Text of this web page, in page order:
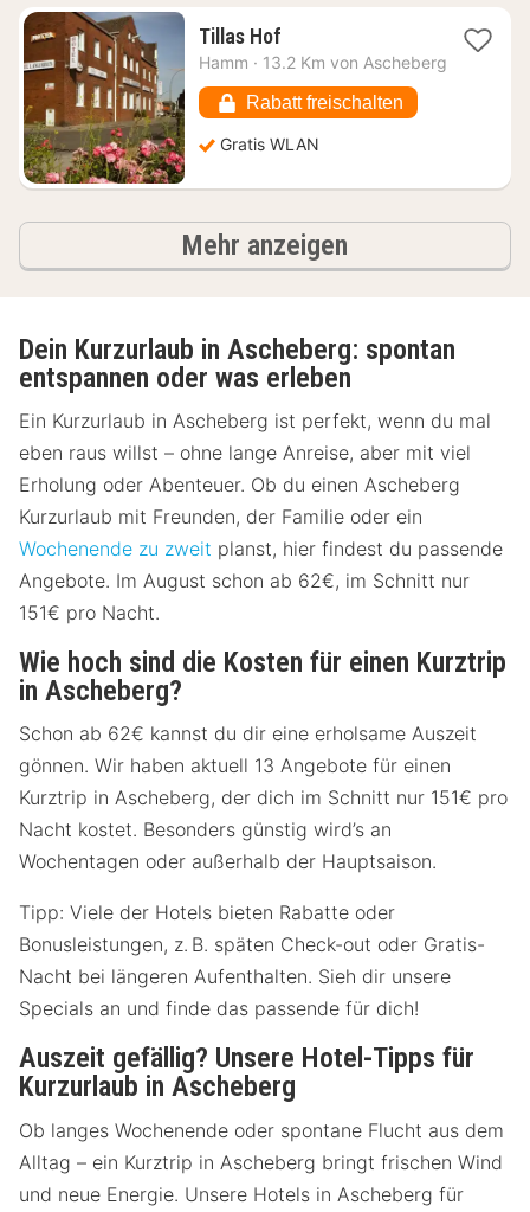
Tillas Hof1
Nacht
61,82
€
Hamm · 13.2 Km von Ascheberg
Rabatt freischalten
Gratis WLAN
Mehr anzeigen
Dein Kurzurlaub in Ascheberg: spontan
entspannen oder was erleben
Ein Kurzurlaub in Ascheberg ist perfekt, wenn du mal
eben raus willst – ohne lange Anreise, aber mit viel
Erholung oder Abenteuer. Ob du einen Ascheberg
Kurzurlaub mit Freunden, der Familie oder ein
Wochenende zu zweit planst, hier findest du passende
Angebote. Im August schon ab 62€, im Schnitt nur
151€ pro Nacht.
Wie hoch sind die Kosten für einen Kurztrip
in Ascheberg?
Schon ab 62€ kannst du dir eine erholsame Auszeit
gönnen. Wir haben aktuell 13 Angebote für einen
Kurztrip in Ascheberg, der dich im Schnitt nur 151€ pro
Nacht kostet. Besonders günstig wird’s an
Wochentagen oder außerhalb der Hauptsaison.
Tipp: Viele der Hotels bieten Rabatte oder
Bonusleistungen, z. B. späten Check-out oder Gratis-
Nacht bei längeren Aufenthalten. Sieh dir unsere
Specials an und finde das passende für dich!
Auszeit gefällig? Unsere Hotel-Tipps für
Kurzurlaub in Ascheberg
Ob langes Wochenende oder spontane Flucht aus dem
Alltag – ein Kurztrip in Ascheberg bringt frischen Wind
und neue Energie. Unsere Hotels in Ascheberg für